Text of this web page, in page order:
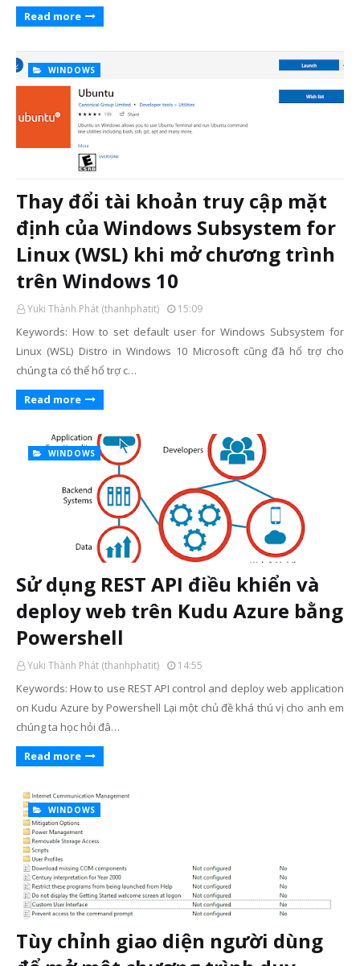
Read more
WINDOWS
Thay đổi tài khoản truy cập mặt
định của Windows Subsystem for
Linux (WSL) khi mở chương trình
trên Windows 10
Yuki Thành Phát (thanhphatit) 15:09
Keywords: How to set default user for Windows Subsystem for
Linux (WSL) Distro in Windows 10 Microsoft cũng đã hổ trợ cho
chúng ta có thể hổ trợ c…
Read more
WINDOWS
Sử dụng REST API điều khiển và
deploy web trên Kudu Azure bằng
Powershell
Yuki Thành Phát (thanhphatit) 14:55
Keywords: How to use REST API control and deploy web application
on Kudu Azure by Powershell Lại một chủ đề khá thú vị cho anh em
chúng ta học hỏi đâ…
Read more
WINDOWS
Tùy chỉnh giao diện người dùng